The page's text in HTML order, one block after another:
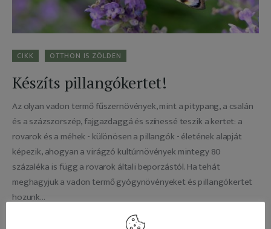
CIKK OTTHON IS ZÖLDEN
Készíts pillangókertet!
Az olyan vadon termő fűszernövények, mint a pitypang, a csalán
és a százszorszép, fajgazdaggá és színessé teszik a kertet: a
rovarok és a méhek - különösen a pillangók - életének alapját
képezik, ahogyan a virágzó kultúrnövények mintegy 80
százaléka is függ a rovarok általi beporzástól. Ha tehát
meghagyjuk a vadon termő gyógynövényeket és pillangókertet
hozunk…